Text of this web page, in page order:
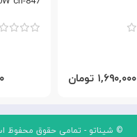
۱,۶۹۰,۰۰۰ تومان
© شیناتو - تمامی حقوق محفوظ